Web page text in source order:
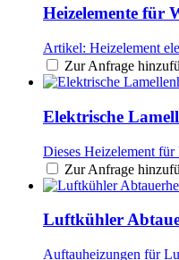
Heizelemente für
Artikel: Heizelement
Zur Anfrage
Elektrische
Dieses Heizelement
Zur Anfrage
Luftkühler
Auftauheizungen für